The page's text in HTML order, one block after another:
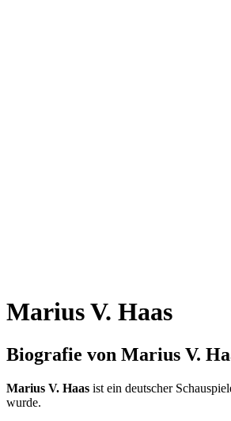
Marius V. Haas
Biografie von Marius V.
Marius V. Haas ist ein deutscher
wurde.